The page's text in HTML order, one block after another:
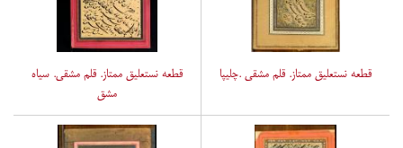
قطعه نستعلیق ممتاز. قلم مشقی .چلیپا
قطعه نستعلیق ممتاز. قلم مشقی. سیاه
مشق